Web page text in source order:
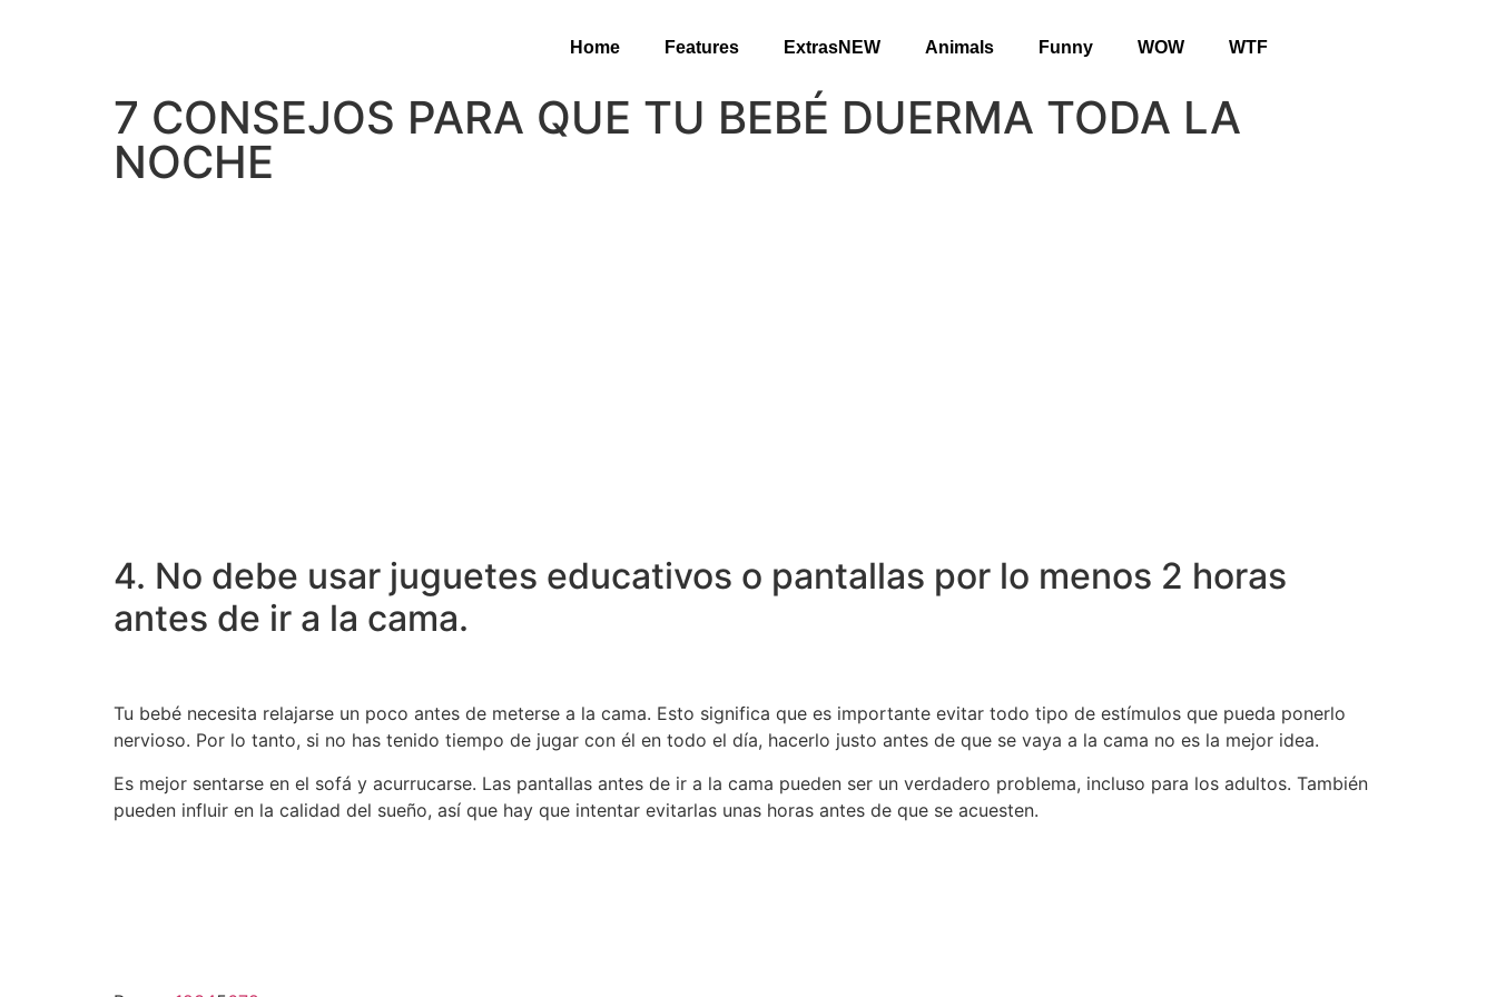
Home Features ExtrasNEW Animals Funny WOW WTF
7 CONSEJOS PARA QUE TU BEBÉ DUERMA TODA LA
NOCHE
4. No debe usar juguetes educativos o pantallas por lo menos 2 horas
antes de ir a la cama.
Tu bebé necesita relajarse un poco antes de meterse a la cama. Esto significa que es importante evitar todo tipo de estímulos que pueda ponerlo
nervioso. Por lo tanto, si no has tenido tiempo de jugar con él en todo el día, hacerlo justo antes de que se vaya a la cama no es la mejor idea.
Es mejor sentarse en el sofá y acurrucarse. Las pantallas antes de ir a la cama pueden ser un verdadero problema, incluso para los adultos. También
pueden influir en la calidad del sueño, así que hay que intentar evitarlas unas horas antes de que se acuesten.